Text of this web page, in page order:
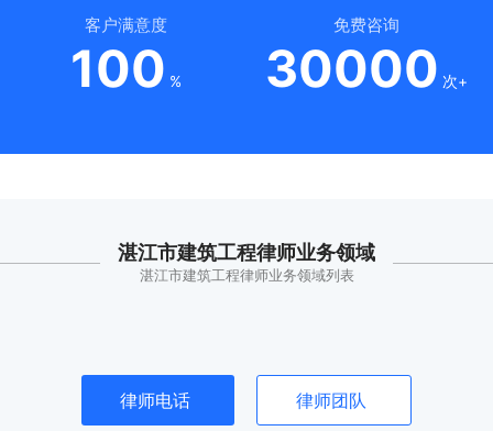
客户满意度
100 %
免费咨询
30000 次+
湛江市建筑工程律师业务领域
湛江市建筑工程律师业务领域列表
律师电话 律师团队